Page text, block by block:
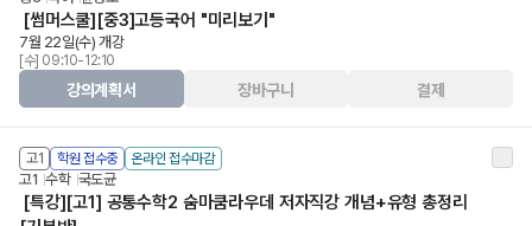
[썸머스쿨][중3]고등국어 "미리보기"
7월 22일(수) 개강
[수] 09:10-12:10
강의계획서 장바구니 결제
고1 학원 접수중 온라인 접수마감
고1 수학 국도균
[특강][고1] 공통수학2 숨마쿰라우데 저자직강 개념+유형 총정리